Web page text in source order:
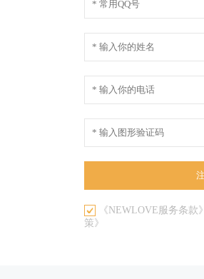
《NEWLOVE服务条款》
策》